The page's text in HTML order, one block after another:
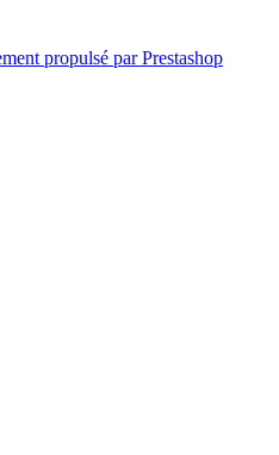
propulsé par Prestashop